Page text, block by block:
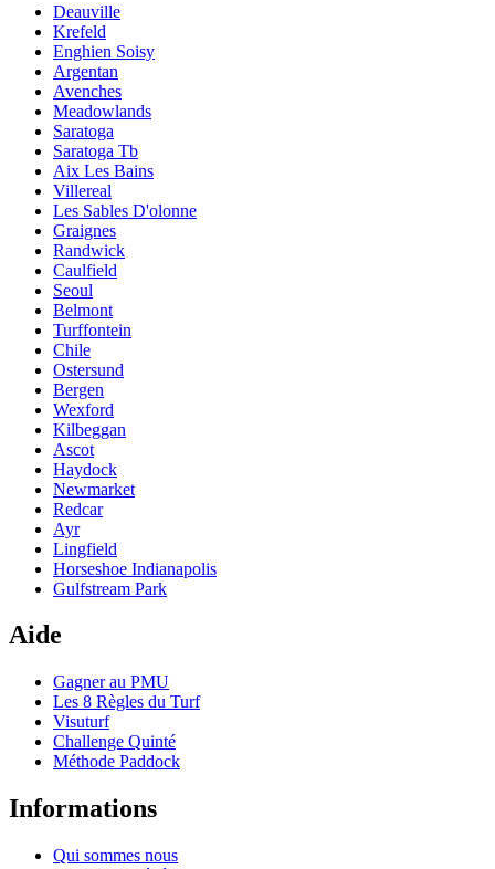
Deauville
Krefeld
Enghien Soisy
Argentan
Avenches
Meadowlands
Saratoga
Saratoga Tb
Aix Les Bains
Villereal
Les Sables D'olonne
Graignes
Randwick
Caulfield
Seoul
Belmont
Turffontein
Chile
Ostersund
Bergen
Wexford
Kilbeggan
Ascot
Haydock
Newmarket
Redcar
Ayr
Lingfield
Horseshoe Indianapolis
Gulfstream Park
Aide
Gagner au PMU
Les 8 Règles du Turf
Visuturf
Challenge Quinté
Méthode Paddock
Informations
Qui sommes nous